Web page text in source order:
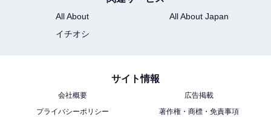
さらに「鶏肉」「ポテト」「冷凍食品」など、押すと最
適な温度と時間が表示されるプリセット機能もありま
All About
All About Japan
イチオシ
サイト情報
会社概要
広告掲載
プライバシーポリシー
著作権・商標・免責事項